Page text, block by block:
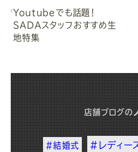
Youtubeでも話題！
SADAスタッフおすすめ生
地特集
店舗ブログ の
#結婚式 #レディー